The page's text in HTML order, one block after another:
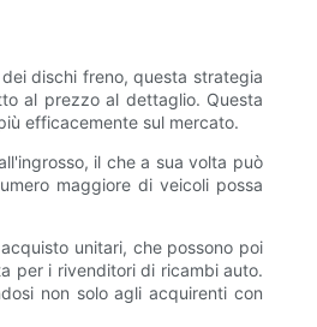
dischi freno, questa strategia
al prezzo al dettaglio. Questa
efficacemente sul mercato.
il che a sua volta può
maggiore di veicoli possa
unitari, che possono poi
per i rivenditori di ricambi auto.
non solo agli acquirenti con